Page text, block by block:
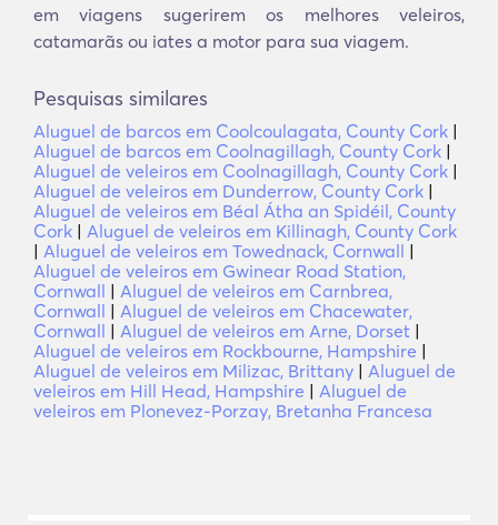
em viagens sugerirem os melhores veleiros,
catamarãs ou iates a motor para sua viagem.
Pesquisas similares
Aluguel de barcos em Coolcoulagata, County Cork |
Aluguel de barcos em Coolnagillagh, County Cork |
Aluguel de veleiros em Coolnagillagh, County Cork |
Aluguel de veleiros em Dunderrow, County Cork |
Aluguel de veleiros em Béal Átha an Spidéil, County
Cork | Aluguel de veleiros em Killinagh, County Cork
| Aluguel de veleiros em Towednack, Cornwall |
Aluguel de veleiros em Gwinear Road Station,
Cornwall | Aluguel de veleiros em Carnbrea,
Cornwall | Aluguel de veleiros em Chacewater,
Cornwall | Aluguel de veleiros em Arne, Dorset |
Aluguel de veleiros em Rockbourne, Hampshire |
Aluguel de veleiros em Milizac, Brittany | Aluguel de
veleiros em Hill Head, Hampshire | Aluguel de
veleiros em Plonevez-Porzay, Bretanha Francesa